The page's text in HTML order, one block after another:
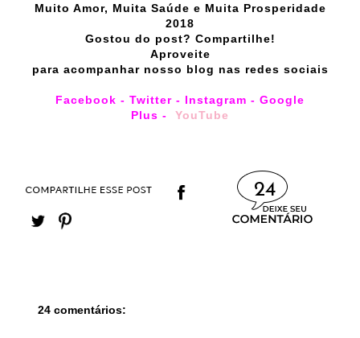
Muito Amor, Muita Saúde e Muita Prosperidade
2018
Gostou do post? Compartilhe!
Aproveite
para acompanhar nosso blog nas redes sociais
Facebook - Twitter - Instagram - Google
Plus - YouTube
24
24 comentários: